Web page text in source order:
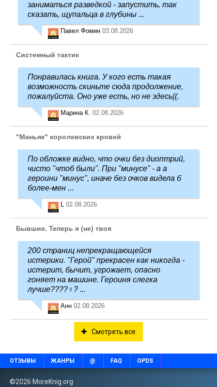
заниматься разведкой - запустить, так
сказать, щупальца в глубины ...
Павел Фомин 03.08.2026
Системный тактик
Понравилась книга. У кого есть такая
возможность скиньте сюда продолжение,
пожалуйста. Оно уже есть, но не здесь((.
Марина К. 02.08.2026
"Маньяк" королевских кровей
По обложке видно, что очки без диоптрий,
чисто "чтоб были". При "минусе" - а а
героини "минус", иначе без очков видела б
более-мен ...
L 02.08.2026
Бывшие. Теперь я (не) твоя
200 страниц непрекращающейся
истерики. "Герой" прекрасен как никогда -
истерит, бычит, угрожает, опасно
гоняет на машине. Героиня слегка
лучше????‍♀️? ...
Анн 02.08.2026
Смотреть все
ОТЗЫВЫ ЖАНРЫ @ FAQ OPDS
©2026 MoreKnig.org